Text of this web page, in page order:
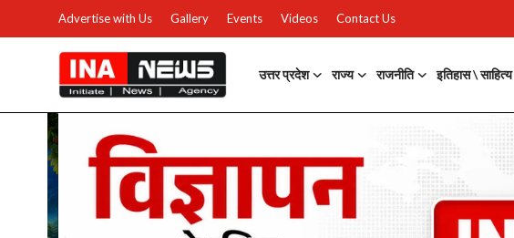
Advertise with Us Gallery Events Videos Contact Us
उत्तर प्रदेश राज्य राजनीति इतिहास \ साहित्य
उत्तर प्रदेश
Advertise with Us
Events